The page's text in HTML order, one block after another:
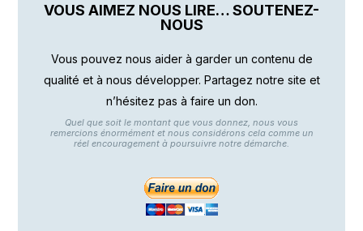
VOUS AIMEZ NOUS LIRE… SOUTENEZ-
NOUS
Vous pouvez nous aider à garder un contenu de
qualité et à nous développer. Partagez notre site et
n’hésitez pas à faire un don.
Quel que soit le montant que vous donnez, nous vous
remercions énormément et nous considérons cela comme un
réel encouragement à poursuivre notre démarche.